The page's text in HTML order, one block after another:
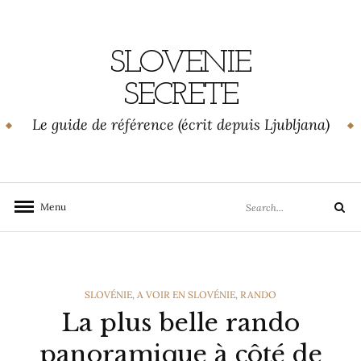
SLOVENIE
SECRETE
Le guide de référence (écrit depuis Ljubljana)
Menu
for:
Search
CATEGORIES
SLOVÉNIE, A VOIR EN SLOVÉNIE, RANDO
La plus belle rando
panoramique à côté de